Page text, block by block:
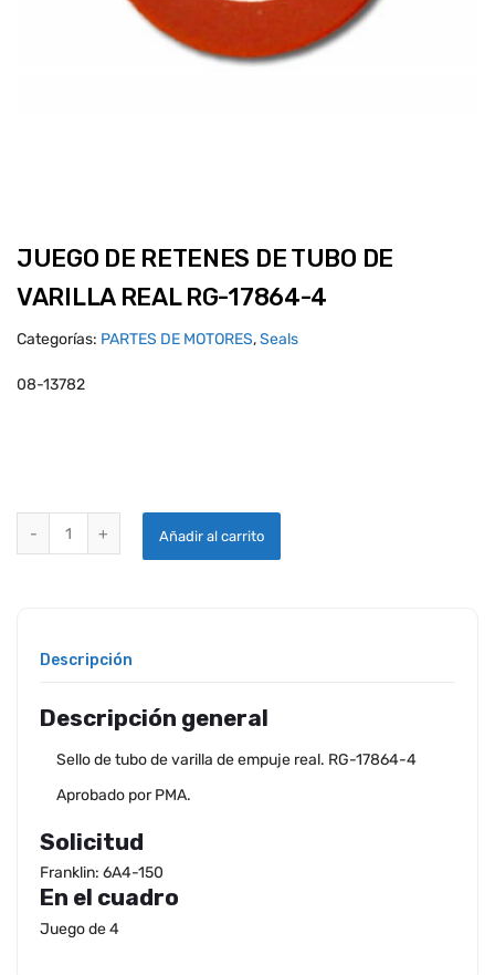
JUEGO DE RETENES DE TUBO DE
VARILLA REAL RG-17864-4
Categorías: PARTES DE MOTORES,Seals
08-13782
Añadir al carrito
Descripción
Descripción general
Sello de tubo de varilla de empuje real. RG-17864-4
Aprobado por PMA.
Solicitud
Franklin: 6A4-150
En el cuadro
Juego de 4